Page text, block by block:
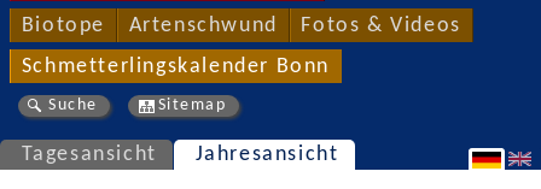
Biotope Artenschwund Fotos & Videos
Schmetterlingskalender Bonn
Suche Sitemap
Tagesansicht Jahresansicht